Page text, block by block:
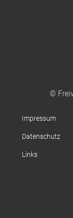
©
Impressum
Datenschutz
Links